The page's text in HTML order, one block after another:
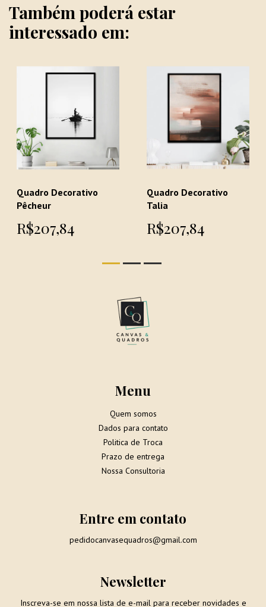
Também poderá estar
interessado em:
Quadro Decorativo
Pêcheur
R$207,84
Quadro Decorativo
Talia
R$207,84
Menu
Quem somos
Dados para contato
Politica de Troca
Prazo de entrega
Nossa Consultoria
Entre em contato
pedidocanvasequadros@gmail.com
Newsletter
Inscreva-se em nossa lista de e-mail para receber novidades e